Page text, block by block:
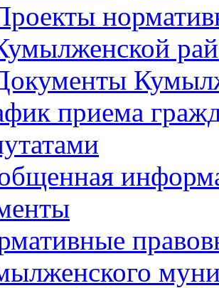
приема